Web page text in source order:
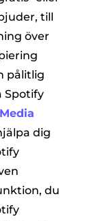
till
över
pålitlig
Spotify
dig
du